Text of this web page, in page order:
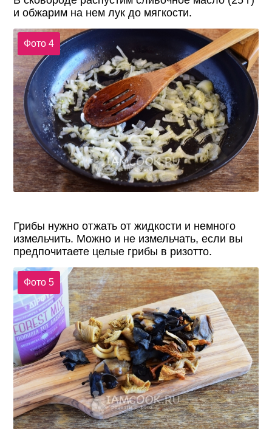
и обжарим на нем лук до мягкости.
Фото 4
Грибы нужно отжать от жидкости и немного
измельчить. Можно и не измельчать, если вы
предпочитаете целые грибы в ризотто.
Фото 5